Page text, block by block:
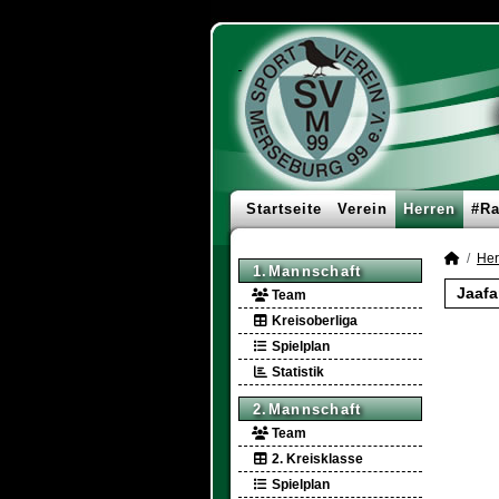
Startseite Verein Herren
1.Mannschaft
Team
Kreisoberliga
Spielplan
Statistik
2.Mannschaft
Team
2. Kreisklasse
Spielplan